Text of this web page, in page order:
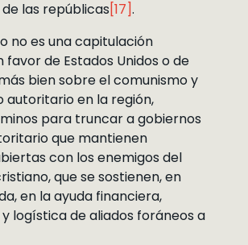
las repúblicas[17].
no es una capitulación
favor de Estados Unidos o de
bien sobre el comunismo y
autoritario en la región,
para truncar a gobiernos
que mantienen
con los enemigos del
que se sostienen, en
en la ayuda financiera,
logística de aliados foráneos a